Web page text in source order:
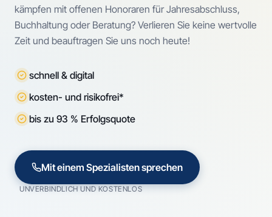
kämpfen mit offenen Honoraren für Jahresabschluss,
Buchhaltung oder Beratung? Verlieren Sie keine wertvolle
Zeit und beauftragen Sie uns noch heute!
schnell & digital
kosten- und risikofrei*
bis zu 93 % Erfolgsquote
Mit einem Spezialisten sprechen
UNVERBINDLICH UND KOSTENLOS